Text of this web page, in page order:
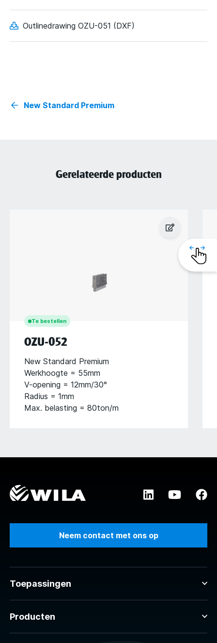
Outlinedrawing OZU-051 (DXF)
New Standard Premium
Gerelateerde producten
Te bestellen
OZU-052
New Standard Premium
Werkhoogte = 55mm
V-opening = 12mm/30°
Radius = 1mm
Max. belasting = 80ton/m
Neem contact met ons op
Toepassingen
Producten